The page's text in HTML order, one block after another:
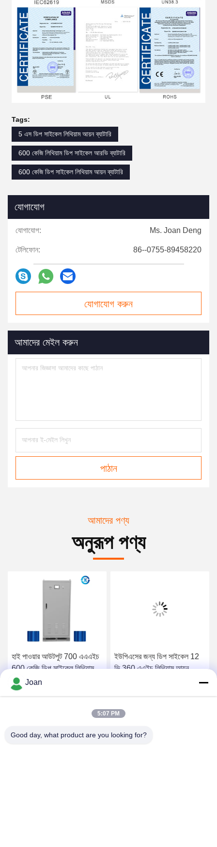
Tags:
5 এস ডিপ সাইকেল লিথিয়াম আয়ন ব্যাটারি
600 কেজি লিথিয়াম ডিপ সাইকেল আরভি ব্যাটারি
600 কেজি ডিপ সাইকেল লিথিয়াম আয়ন ব্যাটারি
যোগাযোগ
যোগাযোগ: Ms. Joan Deng
টেলিফোন: 86--0755-89458220
যোগাযোগ করুন
আমাদের মেইল ​​করুন
পাঠান
আমাদের পণ্য
অনুরূপ পণ্য
হাই পাওয়ার আউটপুট 700 এএএইচ
600 কেজি ডিপ সাইকেল লিথিয়াম
আয়ন ব্যাটারি
ইউপিএসের জন্য ডিপ সাইকেল 12
ভি 360 এএইচ লিথিয়াম আয়ন
Joan
5:07 PM
Good day, what product are you looking for?